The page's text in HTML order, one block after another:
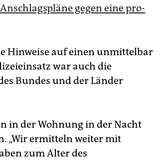
Anschlagspläne gegen eine pro-
Hinweise auf einen unmittelbar
war auch die
Bundes und der Länder
in der Wohnung in der Nacht
„Wir ermitteln weiter mit
zum Alter des